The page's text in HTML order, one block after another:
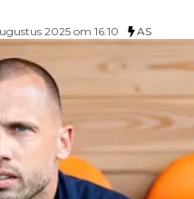
2025 om 16:10 AS